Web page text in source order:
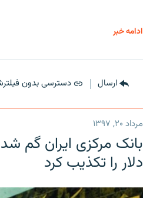
ادامه خبر
ارسال دسترسی بدون
مرداد ۲۰, ۱۳۹۷
دلار را تکذیب کرد